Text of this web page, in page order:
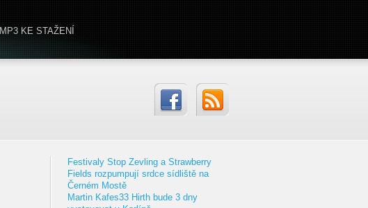
MP3 KE STAŽENÍ
Festivaly Stop Zevling a Strawberry
Fields rozpumpují srdce sídliště na
Černém Mostě
Martin Kafes33 Hirth bude 3 dny